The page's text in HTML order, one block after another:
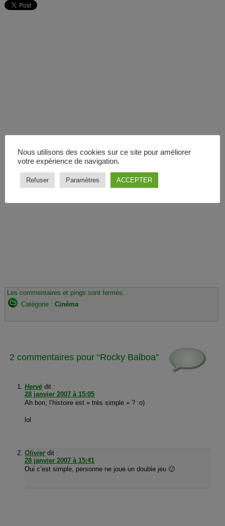
Les commentaires et pings sont fermés.
Catégorie : Cinéma
2 commentaires pour “Rocky Balboa”
Hervé dit :
28 janvier 2007 à 15:05
Ah bon, l’histoire est « très simple » ? :o)
lol
Olivier dit :
28 janvier 2007 à 15:41
Oui c’est simple, personne ne joue un double jeu 🙂
Nous utilisons des cookies sur ce site pour améliorer
votre expérience de navigation.
Refuser Paramètres ACCEPTER